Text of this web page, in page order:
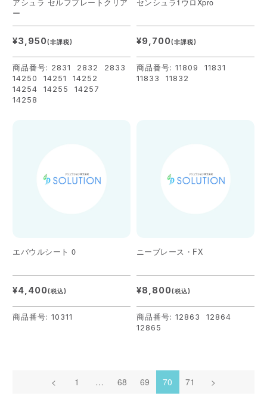
アシュラ セルフプレートクリア
ー
¥3,950(非課税)
商品番号: 2831 2832 2833
14250 14251 14252
14254 14255 14257
14258
センシュラ1ウロXpro
¥9,700(非課税)
商品番号: 11809 11831
11833 11832
エバウルシート 0
¥4,400(税込)
商品番号: 10311
ニーブレース・FX
¥8,800(税込)
商品番号: 12863 12864
12865
< 1 … 68 69 70 71 >